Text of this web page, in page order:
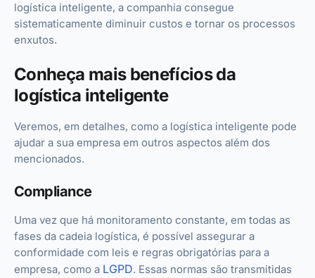
logística inteligente, a companhia consegue
sistematicamente diminuir custos e tornar os processos
enxutos.
Conheça mais benefícios da
logística inteligente
Veremos, em detalhes, como a logística inteligente pode
ajudar a sua empresa em outros aspectos além dos
mencionados.
Compliance
Uma vez que há monitoramento constante, em todas as
fases da cadeia logística, é possível assegurar a
conformidade com leis e regras obrigatórias para a
empresa, como a LGPD. Essas normas são transmitidas